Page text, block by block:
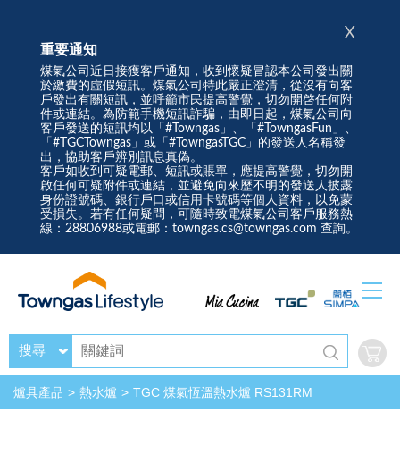
重要通知
煤氣公司近日接獲客戶通知，收到懷疑冒認本公司發出關
於繳費的虛假短訊。煤氣公司特此嚴正澄清，從沒有向客
戶發出有關短訊，並呼籲市民提高警覺，切勿開啓任何附
件或連結。為防範手機短訊詐騙，由即日起，煤氣公司向
客戶發送的短訊均以「#Towngas」、「#TowngasFun」、
「#TGCTowngas」或「#TowngasTGC」的發送人名稱發
出，協助客戶辨別訊息真偽。
客戶如收到可疑電郵、短訊或賬單，應提高警覺，切勿開
啟任何可疑附件或連結，並避免向來歷不明的發送人披露
身份證號碼、銀行戶口或信用卡號碼等個人資料，以免蒙
受損失。若有任何疑問，可隨時致電煤氣公司客戶服務熱
線：28806988或電郵：towngas.cs@towngas.com 查詢。
X
搜尋
爐具產品 熱水爐 TGC 煤氣恆溫熱水爐 RS131RM